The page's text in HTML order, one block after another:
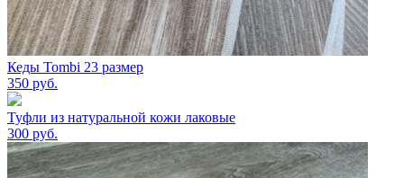
Кеды Tombi 23 размер
350 руб.
Туфли из натуральной кожи лаковые
300 руб.